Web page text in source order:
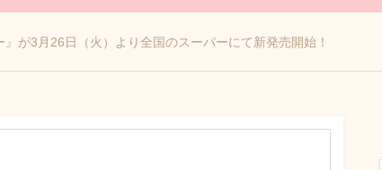
が3月26日（火）より全国のスーパーにて新発売開始！